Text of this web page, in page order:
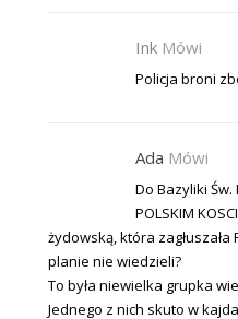
Ink Mówi
Policja broni
Ada Mówi
Do Bazyliki
POLSKIM
żydowską, która
planie nie wiedzieli?
To była niewielka grupka
Jednego z nich skuto w